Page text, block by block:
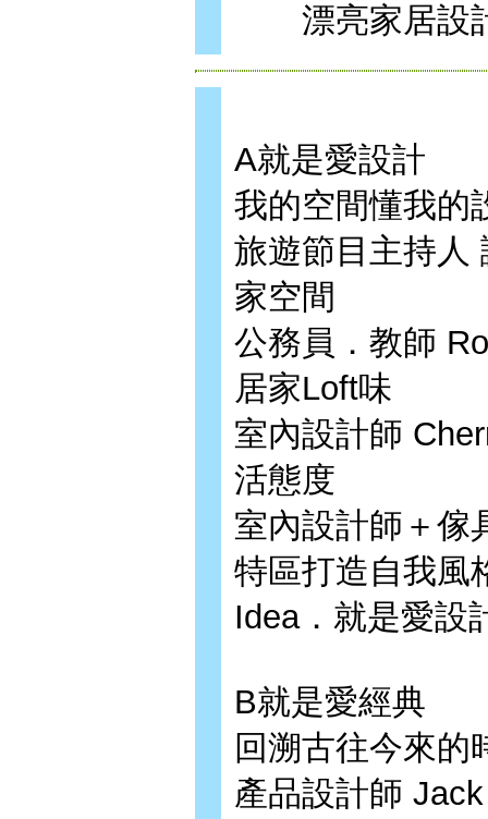
漂亮家居設計
A就是愛設計
我的空間懂我的
旅遊節目主持人
家空間
公務員．教師
居家Loft味
室內設計師
活態度
室內設計師＋傢
特區打造自我風
Idea．就是愛
B就是愛經典
回溯古往今來的
產品設計師